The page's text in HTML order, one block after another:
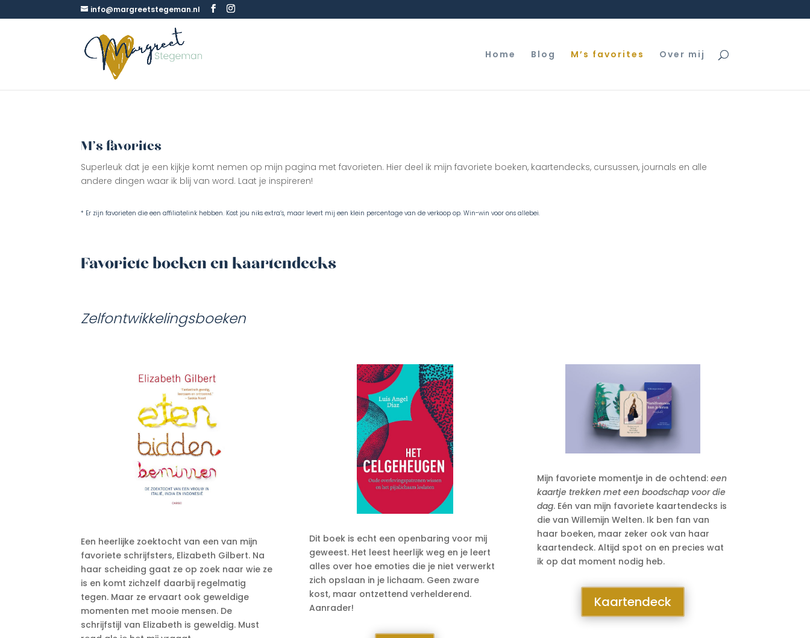
info@margreetstegeman.nl
Home Blog M’s favorites Over mij
M’s favorites
Superleuk dat je een kijkje komt nemen op mijn pagina met favorieten. Hier deel ik mijn favoriete boeken, kaartendecks, cursussen, journals en alle
andere dingen waar ik blij van word. Laat je inspireren!
* Er zijn favorieten die een affiliatelink hebben. Kost jou niks extra’s, maar levert mij een klein percentage van de verkoop op. Win-win voor ons allebei.
Favoriete boeken en kaartendecks
Zelfontwikkelingsboeken
Een heerlijke zoektocht van een van mijn
favoriete schrijfsters, Elizabeth Gilbert. Na
haar scheiding gaat ze op zoek naar wie ze
is en komt zichzelf daarbij regelmatig
tegen. Maar ze ervaart ook geweldige
momenten met mooie mensen. De
schrijfstijl van Elizabeth is geweldig. Must
Dit boek is echt een openbaring voor mij
geweest. Het leest heerlijk weg en je leert
alles over hoe emoties die je niet verwerkt
zich opslaan in je lichaam. Geen zware
kost, maar ontzettend verhelderend.
Aanrader!
Mijn favoriete momentje in de ochtend: een
kaartje trekken met een boodschap voor die
dag. Eén van mijn favoriete kaartendecks is
die van Willemijn Welten. Ik ben fan van
haar boeken, maar zeker ook van haar
kaartendeck. Altijd spot on en precies wat
ik op dat moment nodig heb.
Kaartendeck